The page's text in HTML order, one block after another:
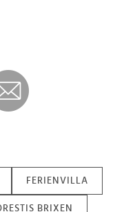
FERIENVILLA
BRIXEN